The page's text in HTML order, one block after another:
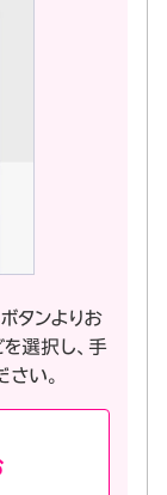
タンよりお
選択し、手
い。